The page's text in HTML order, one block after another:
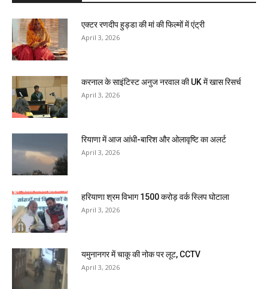
एक्टर रणदीप हुड्डा की मां की फिल्मों में एंट्री
April 3, 2026
करनाल के साइंटिस्ट अनुज नरवाल की UK में खास रिसर्च
April 3, 2026
रियाणा में आज आंधी-बारिश और ओलावृष्टि का अलर्ट
April 3, 2026
हरियाणा श्रम विभाग 1500 करोड़ वर्क स्लिप घोटाला
April 3, 2026
यमुनानगर में चाकू की नोक पर लूट, CCTV
April 3, 2026